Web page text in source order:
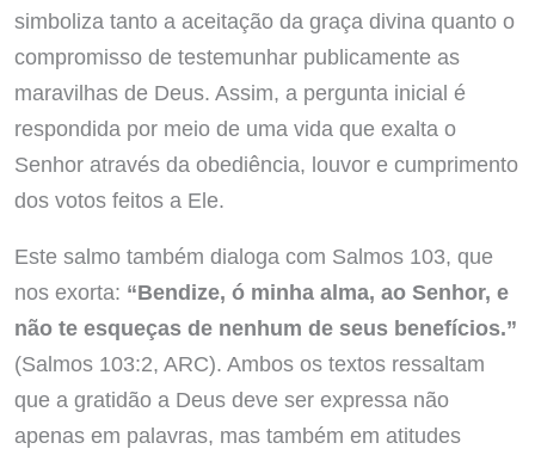
simboliza tanto a aceitação da graça divina quanto o
compromisso de testemunhar publicamente as
maravilhas de Deus. Assim, a pergunta inicial é
respondida por meio de uma vida que exalta o
Senhor através da obediência, louvor e cumprimento
dos votos feitos a Ele.
Este salmo também dialoga com Salmos 103, que
nos exorta: “Bendize, ó minha alma, ao Senhor, e
não te esqueças de nenhum de seus benefícios.”
(Salmos 103:2, ARC). Ambos os textos ressaltam
que a gratidão a Deus deve ser expressa não
apenas em palavras, mas também em atitudes